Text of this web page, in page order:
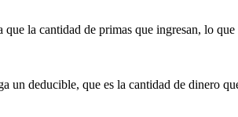
la cantidad de primas que ingresan, lo
deducible, que es la cantidad de dinero